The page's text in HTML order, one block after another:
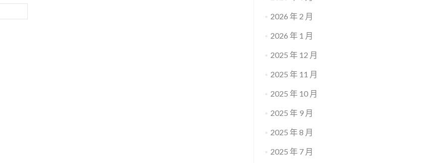
2026 年 2 月
2026 年 1 月
2025 年 12 月
2025 年 11 月
2025 年 10 月
2025 年 9 月
2025 年 8 月
2025 年 7 月